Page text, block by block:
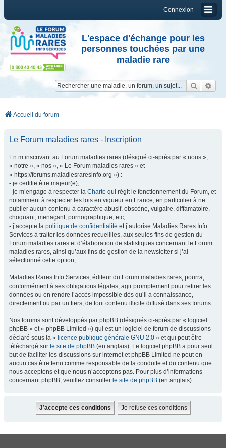
Connexion
L'espace d'échange pour les
personnes touchées par une
maladie rare
Accueil du forum
Le Forum maladies rares - Inscription
En m’inscrivant au Forum maladies rares (désigné ci-après par « nous »,
« notre », « nos », « Le Forum maladies rares » et
« https://forums.maladiesraresinfo.org ») :
- je certifie être majeur(e),
- je m’engage à respecter la Charte qui régit le fonctionnement du Forum, et
notamment à respecter les lois en vigueur en France, en particulier à ne
publier aucun contenu à caractère abusif, obscène, vulgaire, diffamatoire,
choquant, menaçant, pornographique, etc,
- j’accepte la politique de confidentialité et j’autorise Maladies Rares Info
Services à traiter les données recueillies, aux seules fins de gestion du
Forum maladies rares et d’élaboration de statistiques concernant le Forum
maladies rares, ainsi qu’aux fins de gestion de la newsletter si j’ai
sélectionné cette option,
Maladies Rares Info Services, éditeur du Forum maladies rares, pourra,
conformément à ses obligations légales, agir promptement pour retirer les
données ou en rendre l’accès impossible dès qu’il a connaissance,
directement ou par un tiers, de tout contenu illicite diffusé dans ses forums.
Nos forums sont développés par phpBB (désignés ci-après par « logiciel
phpBB » et « phpBB Limited ») qui est un logiciel de forum de discussions
déclaré sous la « licence publique générale GNU 2.0 » et qui peut être
téléchargé sur le site de phpBB (en anglais). Le logiciel phpBB a pour seul
but de faciliter les discussions sur internet et phpBB Limited ne peut en
aucun cas être tenu comme responsable de la conduite et du contenu que
nous acceptons et que nous n’acceptons pas. Pour plus d’informations
concernant phpBB, veuillez consulter le site de phpBB (en anglais).